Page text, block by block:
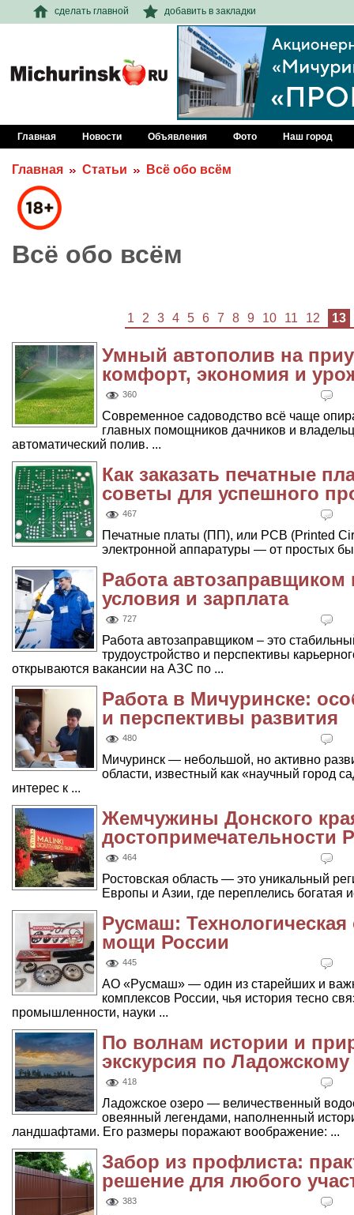
сделать главной добавить в закладки
Главная Новости Объявления Фото Наш город
Главная Статьи Всё обо всём
Всё обо всём
1 2 3 4 5 6 7 8 9 10 11 12 13
Умный автополив на
комфорт, экономия и
360
Современное садоводство всё чаще
главных помощников дачников и
автоматический полив. ...
Как заказать печатные
советы для успешного
467
Печатные платы (ПП), или PCB (Printed
электронной аппаратуры — от простых
Работа
условия и зарплата
727
Работа автозаправщиком – это
трудоустройство и перспективы
открываются вакансии на АЗС по ...
Работа в Мичуринске:
и перспективы развития
480
Мичуринск — небольшой, но активно
области, известный как «научный город
интерес к ...
Жемчужины Донского
достопримечательности
464
Ростовская область — это уникальный
Европы и Азии, где переплелись богатая
Русмаш:
мощи России
445
АО «Русмаш» — один из старейших и
комплексов России, чья история тесно
промышленности, науки ...
По волнам истории и
экскурсия по Ладожскому
418
Ладожское озеро — величественный
овеянный легендами, наполненный
ландшафтами. Его размеры поражают воображение: ...
Забор из профлиста:
решение для любого
383